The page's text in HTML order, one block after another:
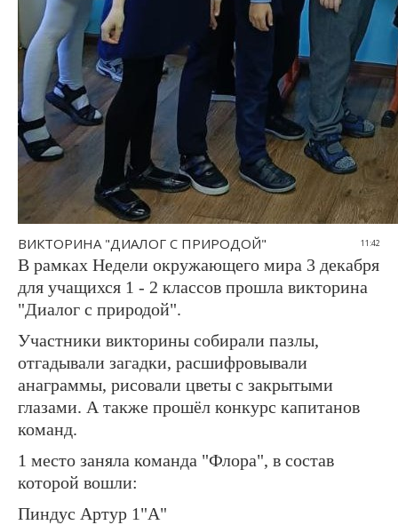
11:42
ВИКТОРИНА "ДИАЛОГ С ПРИРОДОЙ"
В рамках Недели окружающего мира 3 декабря
для учащихся 1 - 2 классов прошла викторина
"Диалог с природой".
Участники викторины собирали пазлы,
отгадывали загадки, расшифровывали
анаграммы, рисовали цветы с закрытыми
глазами. А также прошёл конкурс капитанов
команд.
1 место заняла команда "Флора", в состав
которой вошли:
Пиндус Артур 1"А"